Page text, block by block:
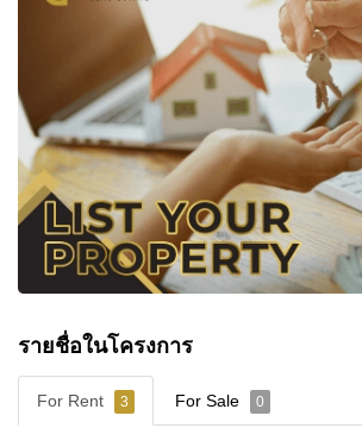
รายชื่อในโครงการ
For Rent 3 For Sale 0